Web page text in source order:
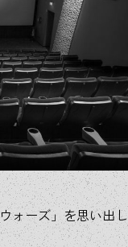
ォーズ」を思い出し